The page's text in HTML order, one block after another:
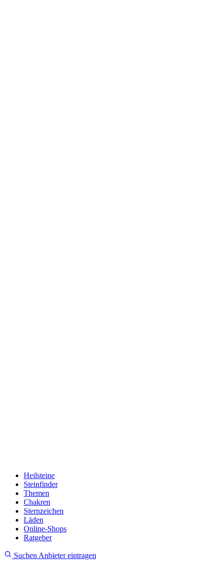
Heilsteine
Steinfinder
Themen
Chakren
Sternzeichen
Läden
Online-Shops
Ratgeber
Suchen Anbieter eintragen